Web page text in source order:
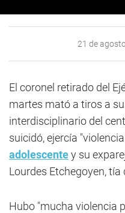
21 de
El coronel retirado del
martes mató a tiros a
interdisciplinario del
suicidó, ejercía
adolescentey su
Lourdes Etchegoyen, tía
Hubo "mucha violencia